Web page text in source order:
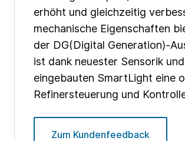
erhöht und gleichzeitig
mechanische Eigenschaften
der DG(Digital Generation)-
ist dank neuester Sensorik
eingebauten SmartLight eine
Refinersteuerung und
Zum Kundenfeedback